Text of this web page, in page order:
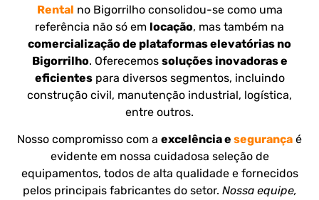
Rental no Bigorrilho consolidou-se como uma
referência não só em locação, mas também na
comercialização de plataformas elevatórias no
Bigorrilho. Oferecemos soluções inovadoras e
eficientespara diversos segmentos, incluindo
construção civil, manutenção industrial, logística,
entre outros.
Nosso compromisso com a excelência e segurança é
evidente em nossa cuidadosa seleção de
equipamentos, todos de alta qualidade e fornecidos
pelos principais fabricantes do setor. Nossa equipe,